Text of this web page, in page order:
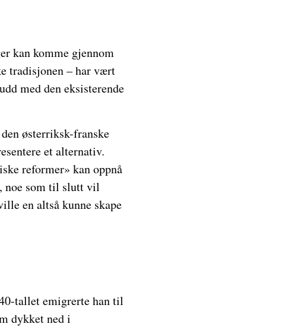
kan komme gjennom
tradisjonen – har vært
med den eksisterende
østerriksk-franske
et alternativ.
reformer» kan oppnå
noe som til slutt vil
en altså kunne skape
tallet emigrerte han til
dykket ned i